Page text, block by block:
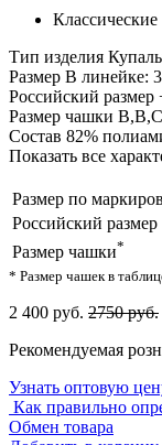
Классические
Тип изделия
Размер В линейке:
Российский размер
Размер чашки
Состав 82%
Показать все
Размер по
Российский размер
Размер чашки*
* Размер чашек в
2 400 руб. 2750 руб.
Рекомендуемая
Узнать оптовую
Как правильно
Обмен товара